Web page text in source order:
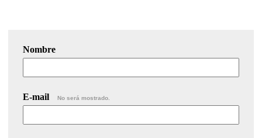
Nombre
E-mail No será mostrado.